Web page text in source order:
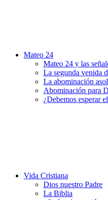
Mateo 24
Mateo 24 y las
La segunda venida
La abominación
Abominación para
¿Debemos esperar
Vida Cristiana
Dios nuestro Padre
La Biblia